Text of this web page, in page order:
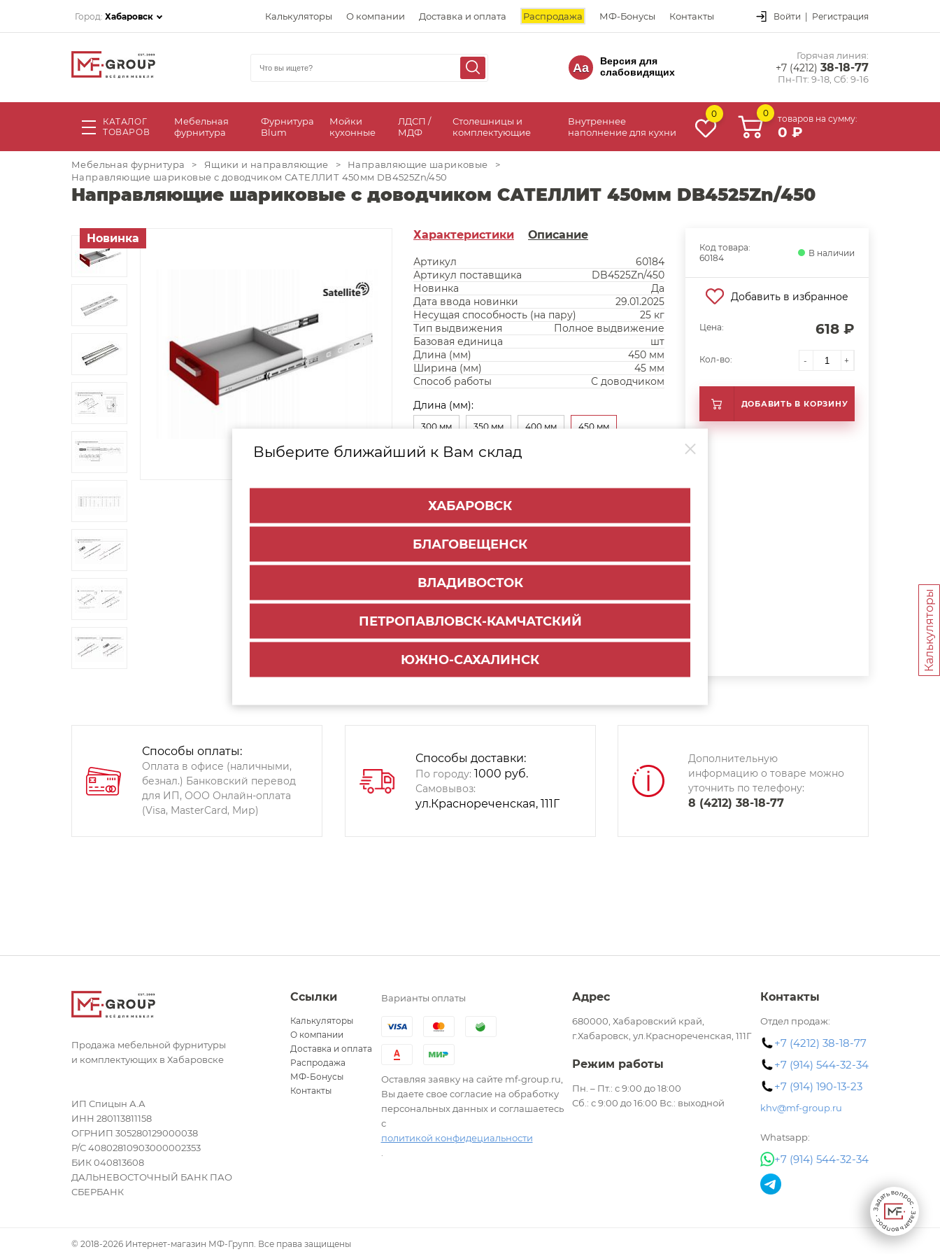
Город: Хабаровск Калькуляторы О компании Доставка и оплата Распродажа МФ-Бонусы Контакты Войти | Регистрация
Aa
Версия для
слабовидящих
Горячая линия:
+7 (4212) 38-18-77
Пн-Пт: 9-18, Сб: 9-16
КАТАЛОГ
ТОВАРОВ
Мебельная
фурнитура
Фурнитура
Blum
Мойки
кухонные
ЛДСП /
МДФ
Столешницы и
комплектующие
Внутреннее
наполнение для кухни
0 0
товаров на сумму:
0 ₽
Выберите ближайший к Вам склад
ХАБАРОВСК
БЛАГОВЕЩЕНСК
ВЛАДИВОСТОК
ПЕТРОПАВЛОВСК-КАМЧАТСКИЙ
ЮЖНО-САХАЛИНСК
Мебельная фурнитура > Ящики и направляющие > Направляющие шариковые
>
Направляющие шариковые с доводчиком САТЕЛЛИТ 450мм DB4525Zn/450
Направляющие шариковые с доводчиком САТЕЛЛИТ 450мм DB4525Zn/450
Новинка Характеристики Описание
Артикул
60184
Артикул поставщика
DB4525Zn/450
Новинка
Да
Дата ввода новинки
29.01.2025
Несущая способность (на пару)
25 кг
Тип выдвижения
Полное выдвижение
Базовая единица
шт
Длина (мм)
450 мм
Ширина (мм)
45 мм
Способ работы
С доводчиком
Длина (мм):
300 мм 350 мм 400 мм 450 мм
500 мм 550 мм
Код товара:
60184
В наличии
Добавить в избранное
Цена: 618 ₽
Кол-во: - +
ДОБАВИТЬ В КОРЗИНУ
Способы оплаты:
Оплата в офисе (наличными,
безнал.) Банковский перевод
для ИП, ООО Онлайн-оплата
(Visa, MasterCard, Мир)
Способы доставки:
По городу: 1000 руб.
Самовывоз:
ул.Краснореченская, 111Г
Дополнительную
информацию о товаре можно
уточнить по телефону:
8 (4212) 38-18-77
Калькуляторы
Продажа мебельной фурнитуры
и комплектующих в Хабаровске
ИП Спицын А.А
ИНН 280113811158
ОГРНИП 305280129000038
Р/С 40802810903000002353
БИК 040813608
ДАЛЬНЕВОСТОЧНЫЙ БАНК ПАО
СБЕРБАНК
Ссылки
Калькуляторы
О компании
Доставка и оплата
Распродажа
МФ-Бонусы
Контакты
Варианты оплаты
Оставляя заявку на сайте mf-group.ru,
Вы даете свое согласие на обработку
персональных данных и соглашаетесь
с
политикой конфидециальности
Адрес
680000, Хабаровский край,
г.Хабаровск, ул.Краснореченская, 111Г
Режим работы
Пн. – Пт.: с 9:00 до 18:00
Сб.: с 9:00 до 16:00 Вс.: выходной
Контакты
Отдел продаж:
+7 (4212) 38-18-77
+7 (914) 544-32-34
+7 (914) 190-13-23
khv@mf-group.ru
Whatsapp:
+7 (914) 544-32-34
© 2018-2026 Интернет-магазин МФ-Групп. Все права защищены
Задать вопрос • Задать вопрос •